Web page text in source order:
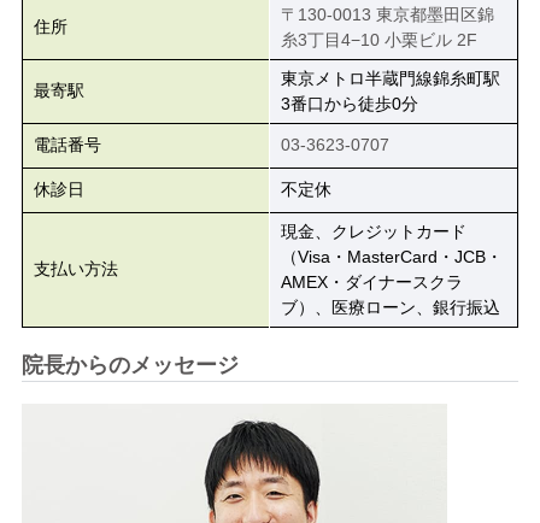
住所
〒130-0013 東京都墨田区錦
糸3丁目4−10 小栗ビル 2F
最寄駅
東京メトロ半蔵門線錦糸町駅
3番口から徒歩0分
電話番号 03-3623-0707
休診日 不定休
支払い方法
現金、クレジットカード
（Visa・MasterCard・JCB・
AMEX・ダイナースクラ
ブ）、医療ローン、銀行振込
院長からのメッセージ